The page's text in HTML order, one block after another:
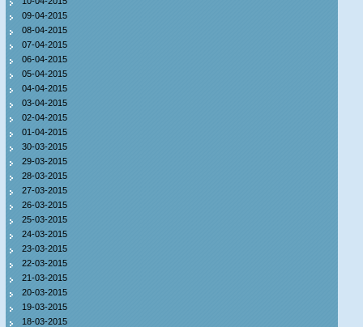
09-04-2015
08-04-2015
07-04-2015
06-04-2015
05-04-2015
04-04-2015
03-04-2015
02-04-2015
01-04-2015
30-03-2015
29-03-2015
28-03-2015
27-03-2015
26-03-2015
25-03-2015
24-03-2015
23-03-2015
22-03-2015
21-03-2015
20-03-2015
19-03-2015
18-03-2015